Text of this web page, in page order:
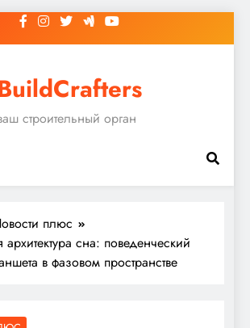
строительный орган
плюс
архитектура сна: поведенческий
в фазовом пространстве